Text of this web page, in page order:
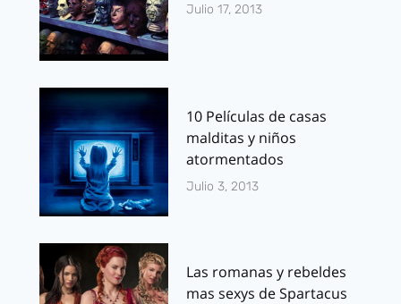
Julio 17, 2013
10 Películas de casas
malditas y niños
atormentados
Julio 3, 2013
Las romanas y rebeldes
mas sexys de Spartacus